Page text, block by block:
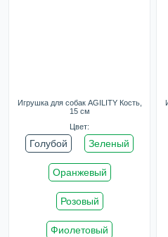
Игрушка для собак AGILITY Кость,
15 см
Цвет:
Голубой Зеленый
Оранжевый
Розовый
Фиолетовый